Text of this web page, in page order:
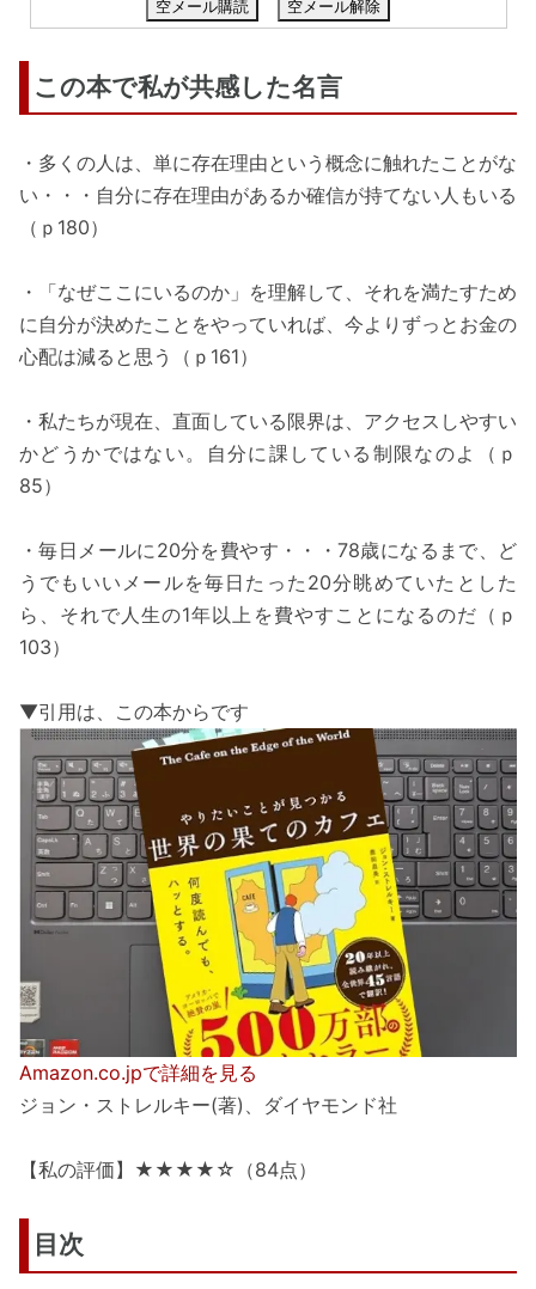
空メール購読 空メール解除
この本で私が共感した名言
・多くの人は、単に存在理由という概念に触れたことがな
い・・・自分に存在理由があるか確信が持てない人もいる
（ｐ180）
・「なぜここにいるのか」を理解して、それを満たすため
に自分が決めたことをやっていれば、今よりずっとお金の
心配は減ると思う（ｐ161）
・私たちが現在、直面している限界は、アクセスしやすい
かどうかではない。自分に課している制限なのよ（ｐ
85）
・毎日メールに20分を費やす・・・78歳になるまで、ど
うでもいいメールを毎日たった20分眺めていたとした
ら、それで人生の1年以上を費やすことになるのだ（ｐ
103）
▼引用は、この本からです
Amazon.co.jpで詳細を見る
ジョン・ストレルキー(著)、ダイヤモンド社
【私の評価】★★★★☆（84点）
目次